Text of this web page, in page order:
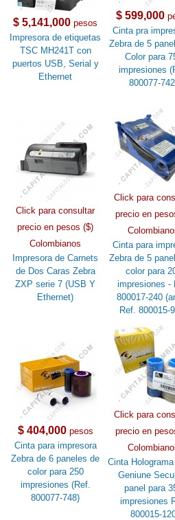
$ 5,141,000 pesos
Impresora de etiquetas
TSC MH241T con
puertos USB, Serial y
Ethernet
$ 599,000
Cinta pra
Zebra de 5
Color para
impresiones
800077-
Click para consultar
precio en pesos ($)
Colombianos
Impresora de Carnets
de Dos Caras Zebra
ZXP serie 7 (USB Y
Ethernet)
Click para
precio en
Cinta para
Zebra de 5
color para
impresiones -
800017-240
Ref. 800015-
$ 404,000pesos
Cinta para impresora
Zebra de 6 paneles de
color para 250
impresiones (Ref.
800077-748)
Click para
precio en
Cinta
Geniune
panel para
impresiones
800015-